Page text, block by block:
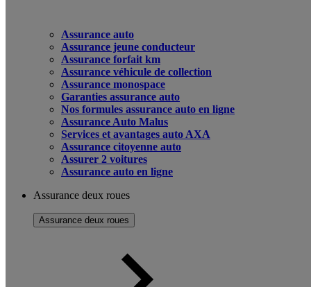
Assurance auto
Assurance jeune conducteur
Assurance forfait km
Assurance véhicule de collection
Assurance monospace
Garanties assurance auto
Nos formules assurance auto en ligne
Assurance Auto Malus
Services et avantages auto AXA
Assurance citoyenne auto
Assurer 2 voitures
Assurance auto en ligne
Assurance deux roues
Assurance deux roues